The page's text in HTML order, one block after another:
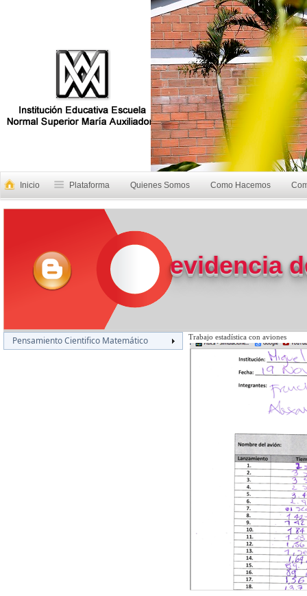
Inicio Plataforma Quienes Somos Como Hacemos
evidencia
Pensamiento Cientifico Matemático Trabajo estadística con aviones